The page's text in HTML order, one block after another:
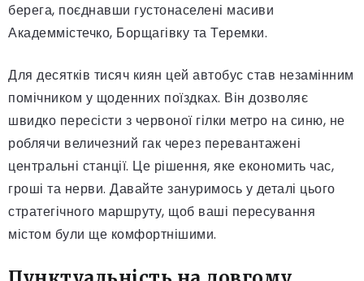
берега, поєднавши густонаселені масиви
Академмістечко, Борщагівку та Теремки.
Для десятків тисяч киян цей автобус став незамінним
помічником у щоденних поїздках. Він дозволяє
швидко пересісти з червоної гілки метро на синю, не
роблячи величезний гак через перевантажені
центральні станції. Це рішення, яке економить час,
гроші та нерви. Давайте зануримось у деталі цього
стратегічного маршруту, щоб ваші пересування
містом були ще комфортнішими.